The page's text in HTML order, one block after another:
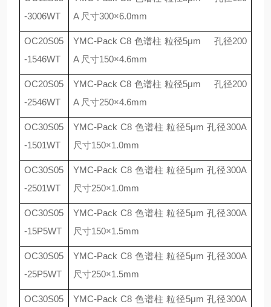
-3006WT
A 尺寸300×6.0mm
OC20S05
-1546WT
YMC-Pack C8 色谱柱 粒径5μm 孔径200
A 尺寸150×4.6mm
OC20S05
-2546WT
YMC-Pack C8 色谱柱 粒径5μm 孔径200
A 尺寸250×4.6mm
OC30S05
-1501WT
YMC-Pack C8 色谱柱 粒径5μm孔径300A
尺寸150×1.0mm
OC30S05
-2501WT
YMC-Pack C8 色谱柱 粒径5μm孔径300A
尺寸250×1.0mm
OC30S05
-15P5WT
YMC-Pack C8 色谱柱 粒径5μm孔径300A
尺寸150×1.5mm
OC30S05
-25P5WT
YMC-Pack C8 色谱柱 粒径5μm孔径300A
尺寸250×1.5mm
OC30S05
YMC-Pack C8 色谱柱 粒径5μm孔径300A